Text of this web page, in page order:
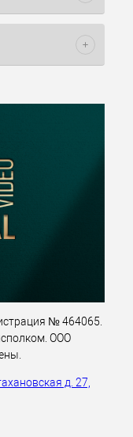
№ 464065.
ООО
д. 27,